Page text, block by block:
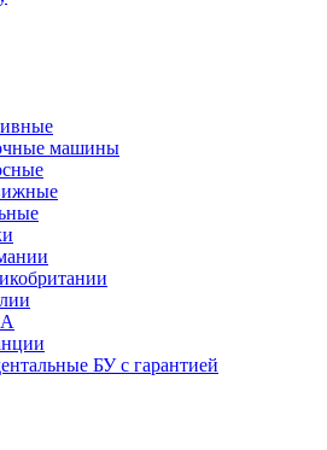
машины
БУ с гарантией